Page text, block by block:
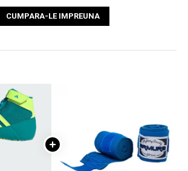
CUMPARA-LE IMPREUNA